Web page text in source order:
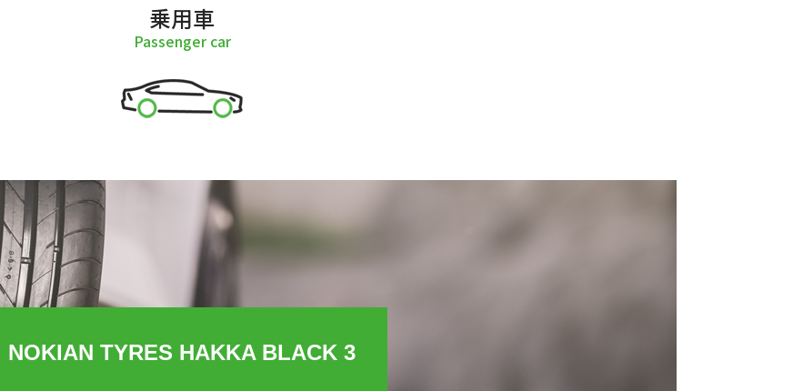
乗用車
Passenger car
NOKIAN TYRES HAKKA BLACK 3